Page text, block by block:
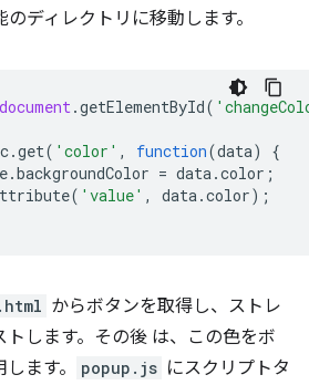
のディレクトリに移動します。
document .getElementById(
.get( 'color' , function(data)
{
.backgroundColor = data .color ;
( 'value' , data .color);
からボタンを取得し、ストレ
します。その後 は、この色をボ
ます。
popup.js にスクリプトタ